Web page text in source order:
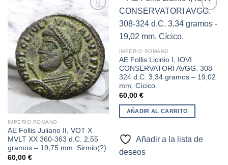
Añadir
a la
lista de
deseos
IMPERIO ROMANO
AE Follis Juliano II, VOT X
MVLT XX 360-363 d.C. 2,55
gramos – 19,75 mm. Sirmio(?)
60,00 €
IMPERIO ROMANO
AE Follis Licinio I, IOVI
CONSERVATORI AVGG. 308-
324 d.C. 3,34 gramos – 19,02
mm. Cícico.
60,00 €
AÑADIR AL CARRITO
Añadir a la lista de
deseos